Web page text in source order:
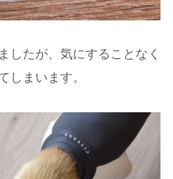
したが、気にすることなく
しまいます。